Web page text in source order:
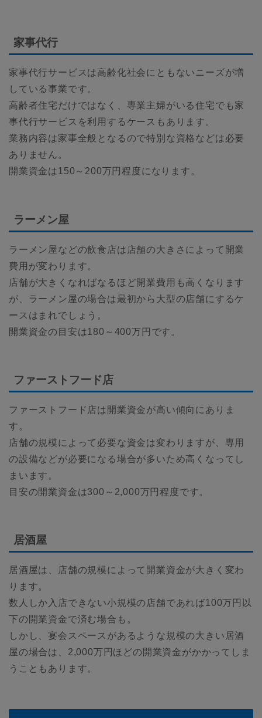
家事代行
家事代行サービスは高齢化社会にともないニーズが増
している事業です。
高齢者住宅だけではなく、専業主婦がいる住宅でも家
事代行サービスを利用するケースもあります。
業務内容は家事全般となるので特別な資格などは必要
ありません。
開業資金は150～200万円程度になります。
ラーメン屋
ラーメン屋などの飲食店は店舗の大きさによって開業
費用が変わります。
店舗が大きくなればなるほど開業費用も高くなります
が、ラーメン屋の場合は最初から大型の店舗にするケ
ースはまれでしょう。
開業資金の目安は180～400万円です。
ファーストフード店
ファーストフード店は開業資金が高い傾向にありま
す。
店舗の規模によって必要な資金は変わりますが、専用
の設備などが必要になる場合が多いため高くなってし
まいます。
目安の開業資金は300～2,000万円程度です。
居酒屋
居酒屋は、店舗の規模によって開業資金が大きく変わ
ります。
数人しか入店できない小規模の店舗であれば100万円以
下の開業資金で済む場合も。
しかし、宴会スペースがあるような規模の大きい居酒
屋の場合は、2,000万円ほどの開業資金がかかってしま
うこともあります。